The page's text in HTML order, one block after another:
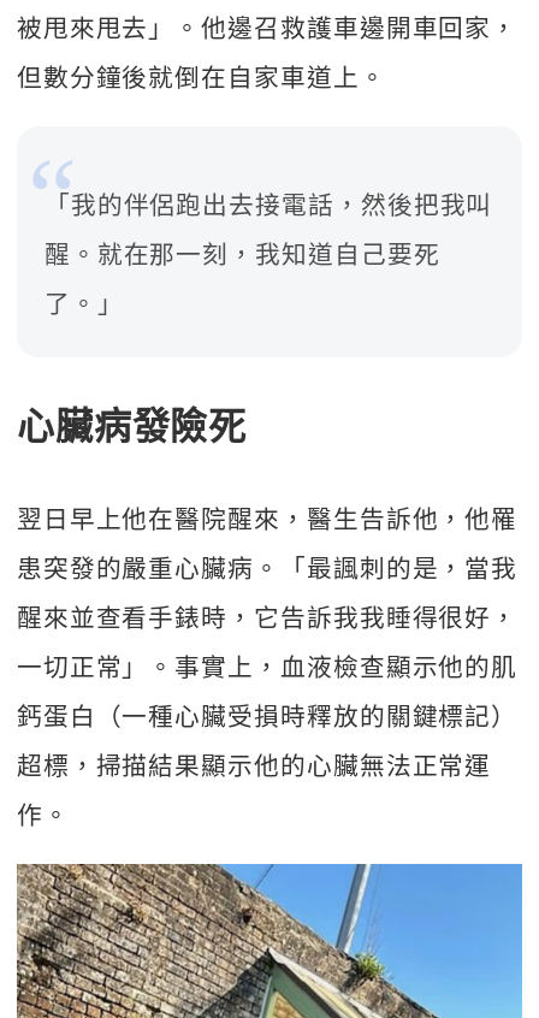
被甩來甩去」。他邊召救護車邊開車回家，
但數分鐘後就倒在自家車道上。
「我的伴侶跑出去接電話，然後把我叫
醒。就在那一刻，我知道自己要死
了。」
心臟病發險死
翌日早上他在醫院醒來，醫生告訴他，他罹
患突發的嚴重心臟病。「最諷刺的是，當我
醒來並查看手錶時，它告訴我我睡得很好，
一切正常」。事實上，血液檢查顯示他的肌
鈣蛋白（一種心臟受損時釋放的關鍵標記）
超標，掃描結果顯示他的心臟無法正常運
作。